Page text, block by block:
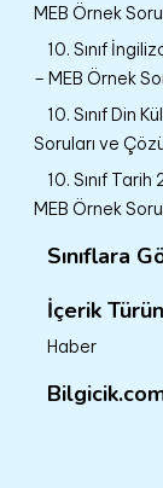
MEB Örnek
10. Sınıf
– MEB Örnek
10. Sınıf Din
Soruları ve
10. Sınıf
MEB Örnek
Sınıflara
İçerik
Haber